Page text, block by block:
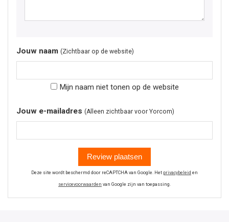
Jouw naam (Zichtbaar op de website)
Mijn naam niet tonen op de website
Jouw e-mailadres (Alleen zichtbaar voor Yorcom)
Review plaatsen
Deze site wordt beschermd door reCAPTCHA van Google. Het privacybeleid en
servicevoorwaarden van Google zijn van toepassing.